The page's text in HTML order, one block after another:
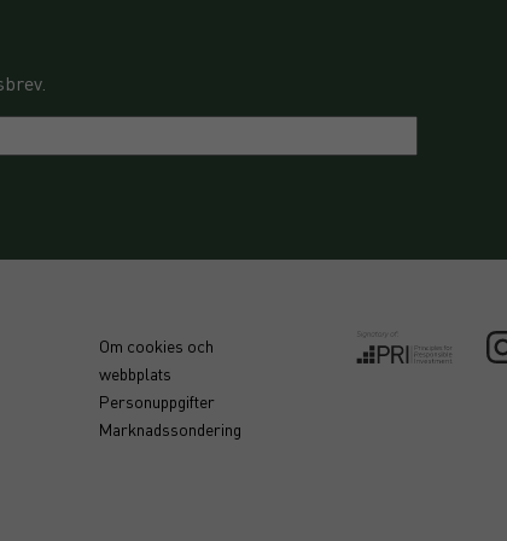
Om cookies och
webbplats
Personuppgifter
Marknadssondering